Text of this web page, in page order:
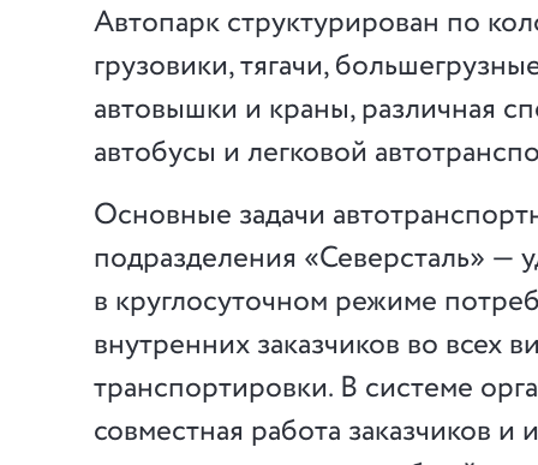
Автопарк структурирован по
грузовики, тягачи,
автовышки и краны, различная
автобусы и легковой
Основные задачи
подразделения «Северсталь» —
в круглосуточном режиме
внутренних заказчиков во всех
транспортировки. В системе
совместная работа заказчиков и